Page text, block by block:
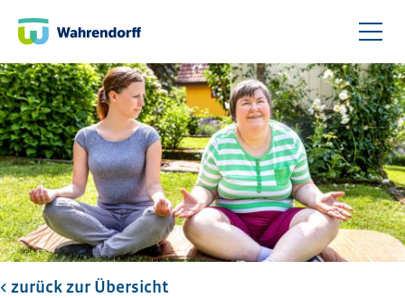
< zurück zur Übersicht​